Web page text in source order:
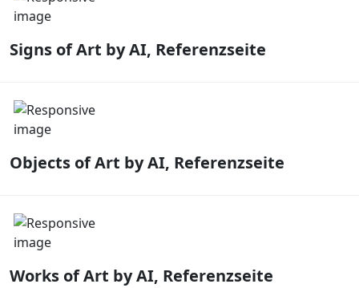
Signs of Art by AI, Referenzseite
Objects of Art by AI, Referenzseite
Works of Art by AI, Referenzseite